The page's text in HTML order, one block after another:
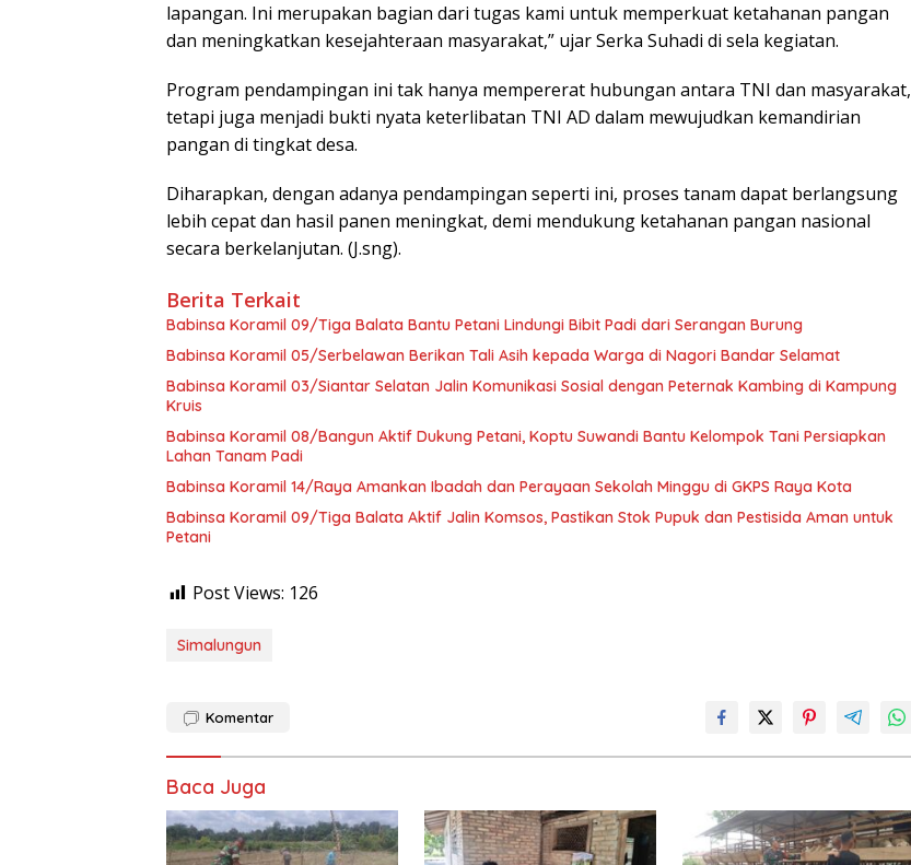
lapangan. Ini merupakan bagian dari tugas kami untuk memperkuat ketahanan pangan
dan meningkatkan kesejahteraan masyarakat,” ujar Serka Suhadi di sela kegiatan.
Program pendampingan ini tak hanya mempererat hubungan antara TNI dan masyarakat,
tetapi juga menjadi bukti nyata keterlibatan TNI AD dalam mewujudkan kemandirian
pangan di tingkat desa.
Diharapkan, dengan adanya pendampingan seperti ini, proses tanam dapat berlangsung
lebih cepat dan hasil panen meningkat, demi mendukung ketahanan pangan nasional
secara berkelanjutan. (J.sng).
Berita Terkait
Babinsa Koramil 09/Tiga Balata Bantu Petani Lindungi Bibit Padi dari Serangan Burung
Babinsa Koramil 05/Serbelawan Berikan Tali Asih kepada Warga di Nagori Bandar Selamat
Babinsa Koramil 03/Siantar Selatan Jalin Komunikasi Sosial dengan Peternak Kambing di Kampung
Kruis
Babinsa Koramil 08/Bangun Aktif Dukung Petani, Koptu Suwandi Bantu Kelompok Tani Persiapkan
Lahan Tanam Padi
Babinsa Koramil 14/Raya Amankan Ibadah dan Perayaan Sekolah Minggu di GKPS Raya Kota
Babinsa Koramil 09/Tiga Balata Aktif Jalin Komsos, Pastikan Stok Pupuk dan Pestisida Aman untuk
Petani
Post Views: 126
Simalungun
Komentar
Baca Juga